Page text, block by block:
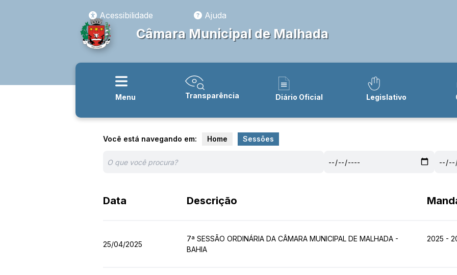
Acessibilidade
Ajuda
Câmara Municipal de Malhada
Menu Transparência Diário Oficial Legislativo
Você está navegando em: Home Sessões
Data Descrição
25/04/2025
7ª SESSÃO ORDINÁRIA DA CÂMARA MUNICIPAL DE MALHADA -
BAHIA
2025 -